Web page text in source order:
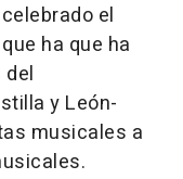
el
ha que ha
y León-
musicales a